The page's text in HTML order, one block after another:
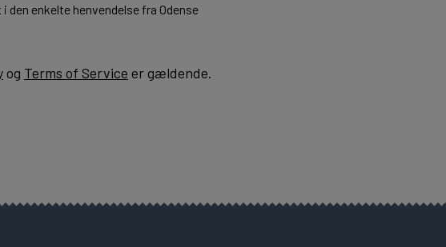
enkelte henvendelse fra Odense
og Terms of Service er gældende.